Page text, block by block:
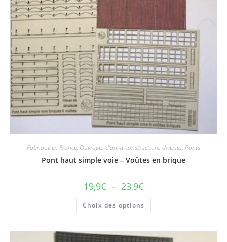
Fabriqué en France, Ouvrages d'art et constructions diverses, Ponts
Pont haut simple voie – Voûtes en brique
19,9€ – 23,9€
Choix des options